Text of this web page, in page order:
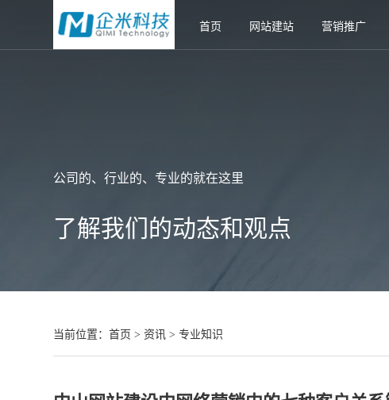
首页 网站建站 营销推广
公司的、行业的、专业的就在这里
了解我们的动态和观点
当前位置：首页 资讯 专业知识